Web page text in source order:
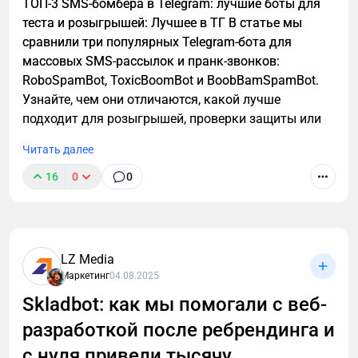
ТОП-3 SMS-бомбера в Telegram: лучшие боты для
теста и розыгрышей: Лучшее в ТГ В статье мы
сравнили три популярных Telegram-бота для
массовых SMS-рассылок и пранк-звонков:
RoboSpamBot, ToxicBoomBot и BoobBamSpamBot.
Узнайте, чем они отличаются, какой лучше
подходит для розыгрышей, проверки защиты или
использования инструментов.
Читать далее
16 0 0
LZ Media
Маркетинг04.08.2025
Skladbot: как мы помогали с веб-
разработкой после ребрендинга и